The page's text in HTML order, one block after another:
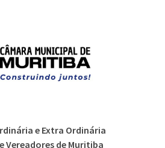
e Extra Ordinária
Vereadores de Muritiba